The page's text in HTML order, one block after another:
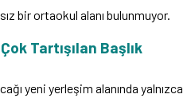
bir ortaokul alanı bulunmuyor.
Tartışılan Başlık
yeni yerleşim alanında yalnızca